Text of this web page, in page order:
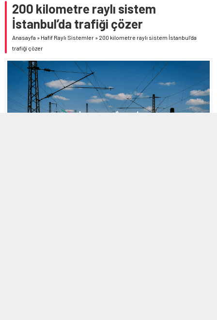
200 kilometre raylı sistem
İstanbul’da trafiği çözer
Anasayfa » Hafif Raylı Sistemler » 200 kilometre raylı sistem İstanbul’da
trafiği çözer